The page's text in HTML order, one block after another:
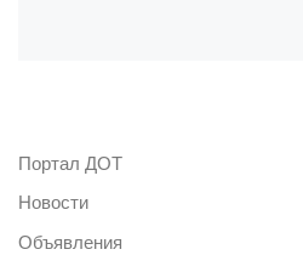
Портал ДОТ
Новости
Объявления